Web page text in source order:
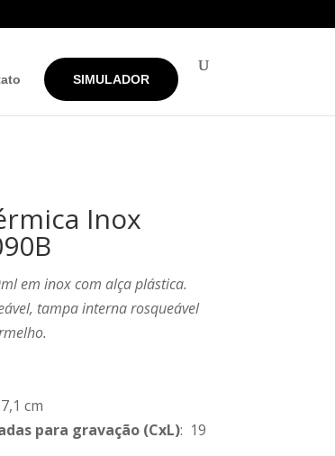
SIMULADOR
Inox
em inox com alça plástica.
tampa interna rosqueável
cm
para gravação(CxL): 19